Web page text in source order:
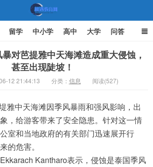
机遇教育网
留学 中小学 高中 大学 问答
对芭提雅中天海滩造成重大侵蚀，
甚至出现陡坡！
12 21:44:13 分类： 信息 阅读(527)
雅中天海滩因季风暴雨和强风影响，出
，给游客带来了安全隐患。针对这一情
室和当地政府的有关部门迅速展开行
的危害。
Kantharo表示，侵蚀是泰国季风